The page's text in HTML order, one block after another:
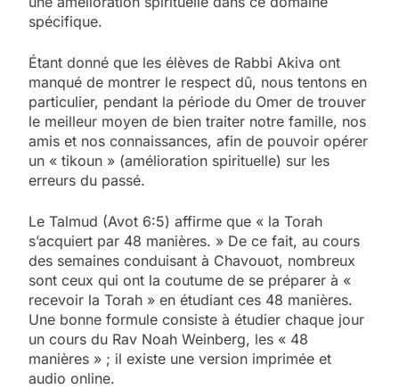
spécifique.
Étant donné que les élèves de Rabbi Akiva ont
manqué de montrer le respect dû, nous tentons en
particulier, pendant la période du Omer de trouver
le meilleur moyen de bien traiter notre famille, nos
amis et nos connaissances, afin de pouvoir opérer
un « tikoun » (amélioration spirituelle) sur les
erreurs du passé.
Le Talmud (Avot 6:5) affirme que « la Torah
s’acquiert par 48 manières. » De ce fait, au cours
des semaines conduisant à Chavouot, nombreux
sont ceux qui ont la coutume de se préparer à «
recevoir la Torah » en étudiant ces 48 manières.
Une bonne formule consiste à étudier chaque jour
un cours du Rav Noah Weinberg, les « 48
manières » ; il existe une version imprimée et
audio online.